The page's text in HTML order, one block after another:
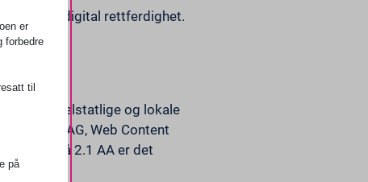
for digital rettferdighet.
at delstatlige og lokale
WCAG, Web Content
Nivå 2.1 AA er det
er
forbedre
til
på